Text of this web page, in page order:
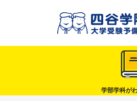
学部学科が